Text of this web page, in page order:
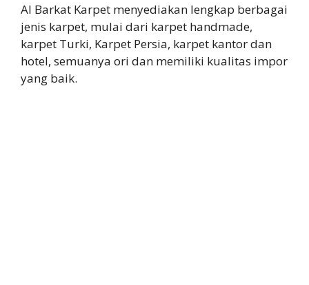
Al Barkat Karpet menyediakan lengkap berbagai
jenis karpet, mulai dari karpet handmade,
karpet Turki, Karpet Persia, karpet kantor dan
hotel, semuanya ori dan memiliki kualitas impor
yang baik.